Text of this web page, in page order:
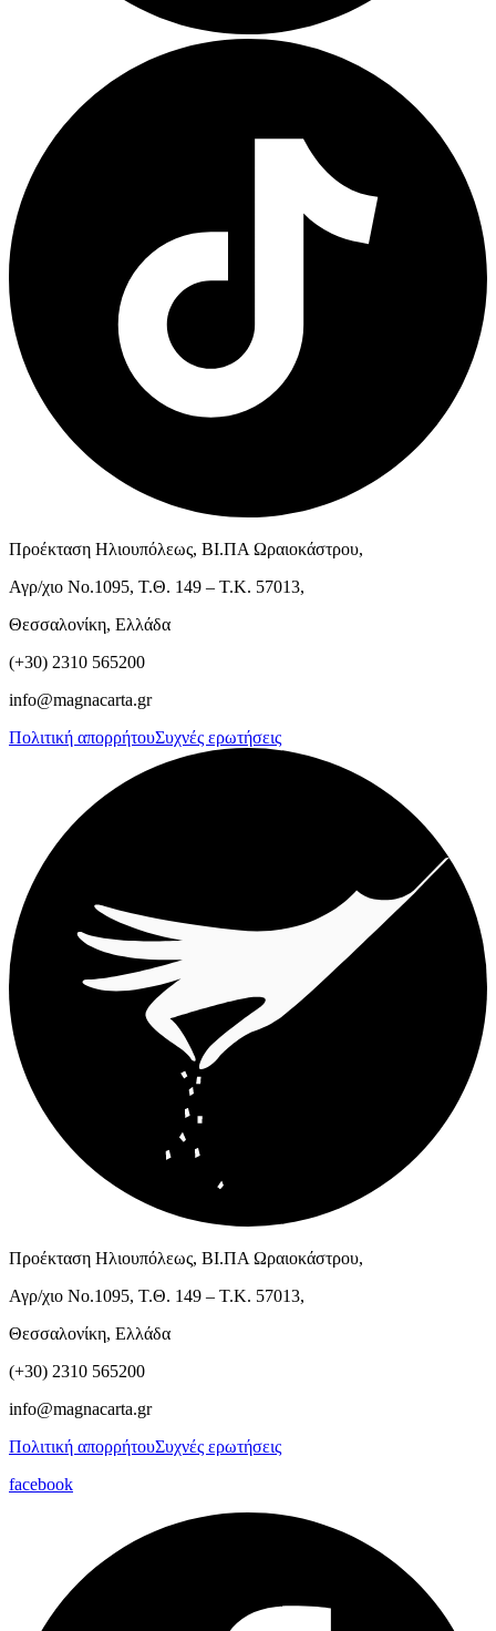
Προέκταση Ηλιουπόλεως, ΒΙ.ΠΑ Ωραιοκάστρου,
Αγρ/χιο Νο.1095, Τ.Θ. 149 – Τ.Κ. 57013,
Θεσσαλονίκη, Ελλάδα
(+30) 2310 565200
info@magnacarta.gr
Πολιτική απορρήτουΣυχνές ερωτήσεις
Προέκταση Ηλιουπόλεως, ΒΙ.ΠΑ Ωραιοκάστρου,
Αγρ/χιο Νο.1095, Τ.Θ. 149 – Τ.Κ. 57013,
Θεσσαλονίκη, Ελλάδα
(+30) 2310 565200
info@magnacarta.gr
Πολιτική απορρήτουΣυχνές ερωτήσεις
facebook